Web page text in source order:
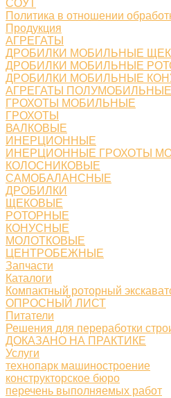
СОУТ
Политика в отношении
Продукция
АГРЕГАТЫ
ДРОБИЛКИ МОБИЛЬНЫЕ
ДРОБИЛКИ МОБИЛЬНЫЕ
ДРОБИЛКИ МОБИЛЬНЫЕ
АГРЕГАТЫ ПОЛУМОБИЛЬНЫЕ
ГРОХОТЫ МОБИЛЬНЫЕ
ГРОХОТЫ
ВАЛКОВЫЕ
ИНЕРЦИОННЫЕ
ИНЕРЦИОННЫЕ ГРОХОТЫ
КОЛОСНИКОВЫЕ
САМОБАЛАНСНЫЕ
ДРОБИЛКИ
ЩЕКОВЫЕ
РОТОРНЫЕ
КОНУСНЫЕ
МОЛОТКОВЫЕ
ЦЕНТРОБЕЖНЫЕ
Запчасти
Каталоги
Компактный роторный
ОПРОСНЫЙ ЛИСТ
Питатели
Решения для переработки
ДОКАЗАНО НА ПРАКТИКЕ
Услуги
технопарк машиностроение
конструкторское бюро
перечень выполняемых работ